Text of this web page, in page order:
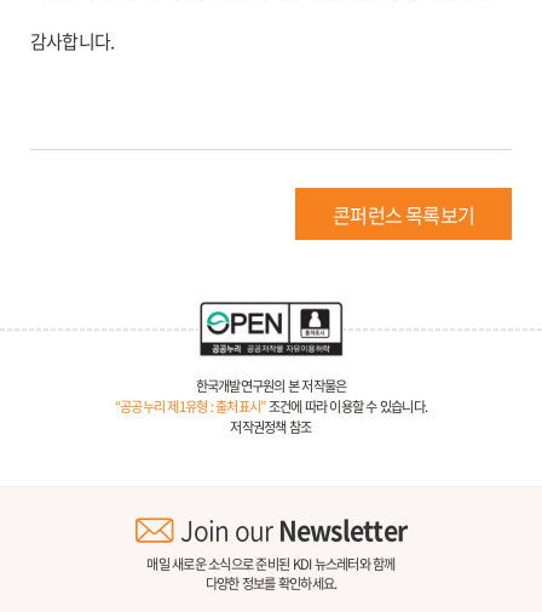
감사합니다.
콘퍼런스 목록보기
한국개발연구원의 본 저작물은
“공공누리 제1유형 : 출처표시”조건에 따라 이용할 수 있습니다.
저작권정책 참조
Join ourNewsletter
매일 새로운 소식으로 준비된 KDI 뉴스레터와 함께
다양한 정보를 확인하세요.